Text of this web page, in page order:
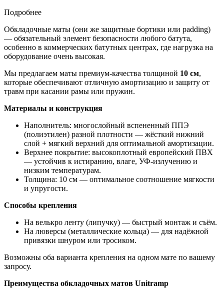
Подробнее
Обкладочные маты (они же защитные бортики или padding)
— обязательный элемент безопасности любого батута,
особенно в коммерческих батутных центрах, где нагрузка на
оборудование очень высокая.
Мы предлагаем маты премиум-качества толщиной 10 см,
которые обеспечивают отличную амортизацию и защиту от
травм при касании рамы или пружин.
Материалы и конструкция
Наполнитель: многослойный вспененный ППЭ
(полиэтилен) разной плотности — жёсткий нижний
слой + мягкий верхний для оптимальной амортизации.
Верхнее покрытие: высокоплотный европейский ПВХ
— устойчив к истиранию, влаге, УФ-излучению и
низким температурам.
Толщина: 10 см — оптимальное соотношение мягкости
и упругости.
Способы крепления
На велькро ленту (липучку) — быстрый монтаж и съём.
На люверсы (металлические кольца) — для надёжной
привязки шнуром или тросиком.
Возможны оба варианта крепления на одном мате по вашему
запросу.
Преимущества обкладочных матов Unitramp